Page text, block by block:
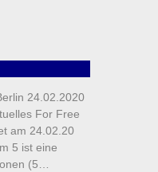
24.02.2020
For Free
am 24.02.20
5 ist eine
(5…